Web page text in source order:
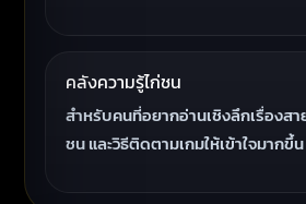
คลังความรู้ไก่ชน
สำหรับคนที่อยากอ่านเชิงลึกเรื่องส
ชน และวิธีติดตามเกมให้เข้าใจมากขึ้น